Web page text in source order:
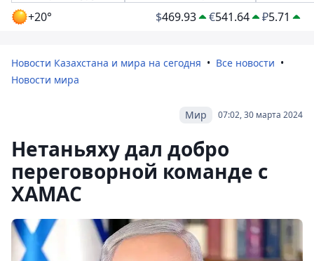
+20° $469.93 €541.64 ₽5.71
Новости Казахстана и мира на сегодня
Все новости
Новости мира
07:02, 30 марта 2024
Мир
Нетаньяху дал добро
переговорной команде с
ХАМАС